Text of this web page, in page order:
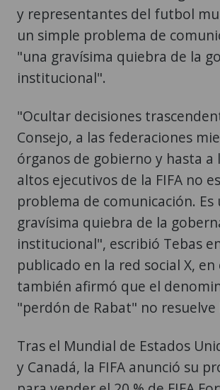
y representantes del futbol
un simple problema de
"una gravísima quiebra de la
institucional".
"Ocultar decisiones
Consejo, a las federaciones
órganos de gobierno y hasta a
altos ejecutivos de la FIFA no
problema de comunicación. Es
gravísima quiebra de la
institucional", escribió Tebas
publicado en la red social X, en
también afirmó que el
"perdón de Rabat" no resuelve
Tras el Mundial de Estados
y Canadá, la FIFA anunció su